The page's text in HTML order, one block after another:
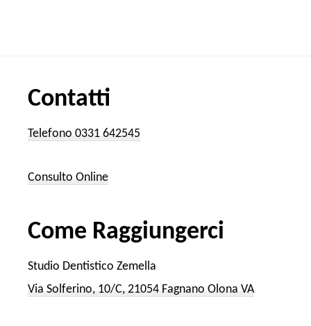
Contatti
Telefono 0331 642545
Consulto Online
Come Raggiungerci
Studio Dentistico Zemella
Via Solferino, 10/C, 21054 Fagnano Olona VA